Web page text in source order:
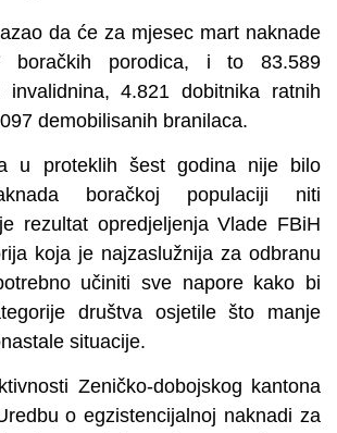
da će za mjesec mart naknade
boračkih porodica, i to 83.589
invalidnina, 4.821 dobitnika ratnih
demobilisanih branilaca.
u proteklih šest godina nije bilo
boračkoj populaciji niti
rezultat opredjeljenja Vlade FBiH
koja je najzaslužnija za odbranu
učiniti sve napore kako bi
društva osjetile što manje
situacije.
Zeničko-dobojskog kantona
o egzistencijalnoj naknadi za